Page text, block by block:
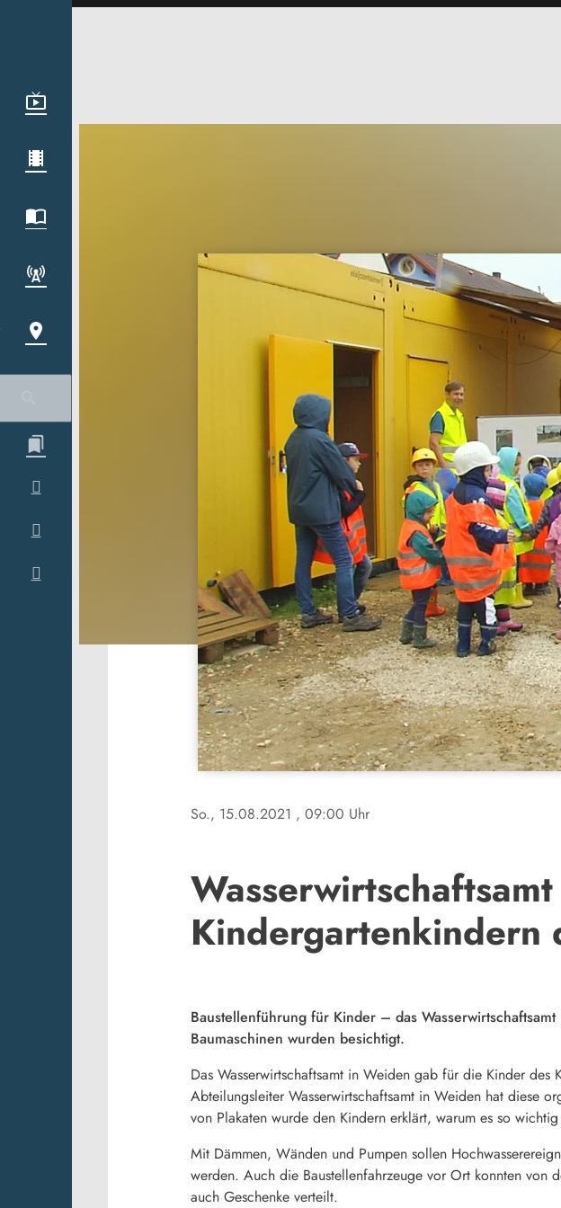
So., 15.08.2021 , 09:00 Uhr
Kindergartenkindern
Baustellenführung für Kinder – das
Baumaschinen wurden besichtigt.
Das Wasserwirtschaftsamt in Weiden gab für die Kinder
Abteilungsleiter Wasserwirtschaftsamt in Weiden hat diese
von Plakaten wurde den Kindern erklärt, warum es so
Mit Dämmen, Wänden und Pumpen sollen
werden. Auch die Baustellenfahrzeuge vor Ort konnten von
auch Geschenke verteilt.